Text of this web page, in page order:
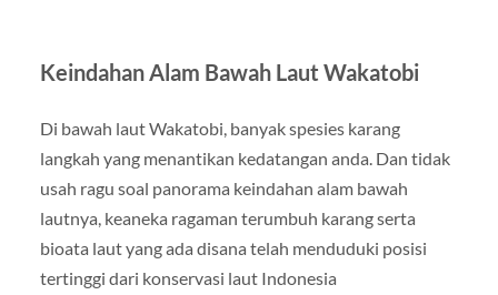
Keindahan Alam Bawah Laut Wakatobi
Di bawah laut Wakatobi, banyak spesies karang
langkah yang menantikan kedatangan anda. Dan tidak
usah ragu soal panorama keindahan alam bawah
lautnya, keaneka ragaman terumbuh karang serta
bioata laut yang ada disana telah menduduki posisi
tertinggi dari konservasi laut Indonesia